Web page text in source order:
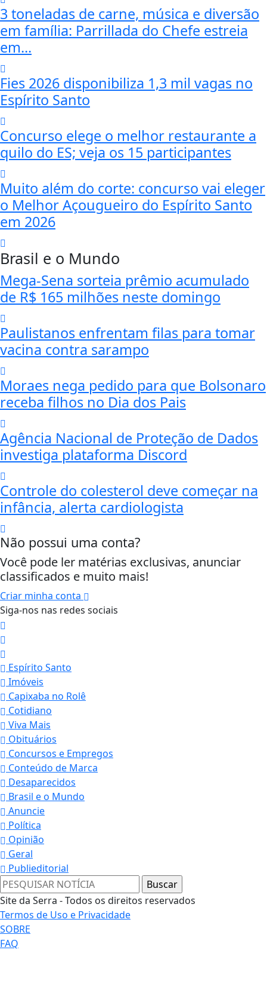
3 toneladas de carne, música e diversão
em família: Parrillada do Chefe estreia
em...
Fies 2026 disponibiliza 1,3 mil vagas no
Espírito Santo
Concurso elege o melhor restaurante a
quilo do ES; veja os 15 participantes
Muito além do corte: concurso vai eleger
o Melhor Açougueiro do Espírito Santo
em 2026
Brasil e o Mundo
Mega-Sena sorteia prêmio acumulado
de R$ 165 milhões neste domingo
Paulistanos enfrentam filas para tomar
vacina contra sarampo
Moraes nega pedido para que Bolsonaro
receba filhos no Dia dos Pais
Agência Nacional de Proteção de Dados
investiga plataforma Discord
Controle do colesterol deve começar na
infância, alerta cardiologista
Não possui uma conta?
Você pode ler matérias exclusivas, anunciar
classificados e muito mais!
Criar minha conta
Siga-nos nas redes sociais
Espírito Santo
Imóveis
Capixaba no Rolê
Cotidiano
Viva Mais
Obituários
Concursos e Empregos
Conteúdo de Marca
Desaparecidos
Brasil e o Mundo
Anuncie
Política
Opinião
Geral
Publieditorial
Site da Serra - Todos os direitos reservados
Termos de Uso e Privacidade
SOBRE
FAQTermos de Uso e Privacidade